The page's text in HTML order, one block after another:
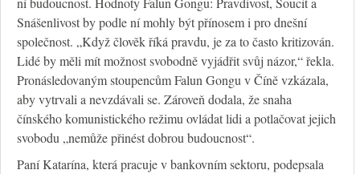
Snášenlivost by podle ní mohly být přínosem i pro dnešní
společnost. „Když člověk říká pravdu, je za to často kritizován.
Lidé by měli mít možnost svobodně vyjádřit svůj názor,“ řekla.
Pronásledovaným stoupencům Falun Gongu v Číně vzkázala,
aby vytrvali a nevzdávali se. Zároveň dodala, že snaha
čínského komunistického režimu ovládat lidi a potlačovat jejich
svobodu „nemůže přinést dobrou budoucnost“.
Paní Katarína, která pracuje v bankovním sektoru, podepsala